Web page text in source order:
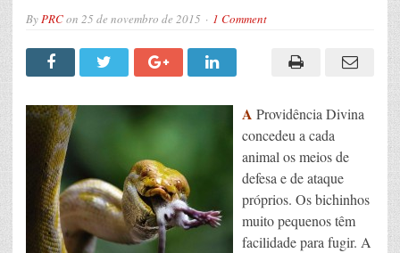
ByPRCon 25 de novembro de 2015 1 Comment
A Providência Divina
concedeu a cada
animal os meios de
defesa e de ataque
próprios. Os bichinhos
muito pequenos têm
facilidade para fugir. A